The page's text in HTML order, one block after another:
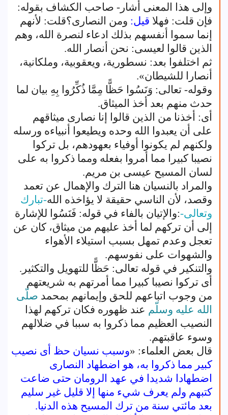
وإلى هذا المعنى أشار- صاحب الكشاف بقوله:
فإن قلت: فهلا قيل: ومن النصارى؟قلت: لأنهم
إنما سموا أنفسهم بذلك ادعاء لنصرة الله، وهم
الذين قالوا لعيسى: نحن أنصار الله.
ثم اختلفوا بعد: نسطورية، ويعقوبية، وملكانية،
أنصارا للشيطان».
وقوله- تعالى: وَنَسُوا حَظًّا مِمَّا ذُكِّرُوا بِهِ بيان لما
حدث منهم بعد أخذ الميثاق.
أى: أخذنا من الذين قالوا إنا نصارى ميثاقهم
على أن يعبدوا الله وحده ويطيعوا أنبياءه ورسله
ولكنهم لم يكونوا أوفياء بعهودهم، بل تركوا
نصيبا كبيرا مما أمروا بفعله ومما ذكروا به على
لسان المسيح عيسى بن مريم.
والمراد بالنسيان هنا الترك والإهمال عن تعمد
وقصد، لأن الناسي حقيقة لا يؤاخذه الله-تبارك
وتعالى-:والإتيان بالفاء في قوله: فَنَسُوا للإشارة
إلى أن تركهم لما أخذ عليهم من ميثاق، كان عن
تعجل وعدم تمهل بسبب استيلاء الأهواء
والشهوات على نفوسهم.
والتنكير في قوله تعالى: حَظًّا للتهويل والتكثير.
أى تركوا نصيبا كبيرا مما أمرتهم به شريعتهم
من وجوب اتباعهم للحق وإيمانهم بمحمد صلّى
الله عليه وسلّم عند ظهوره فكان تركهم لهذا
النصيب العظيم مما ذكروا به سببا في ضلالهم
وسوء عاقبتهم.
قال بعض العلماء: «وسبب نسيان حظ أى نصيب
كبير مما ذكروا به، هو اضطهاد النصارى
اضطهادا شديدا في عهد الرومان حتى ضاعت
كتبهم ولم يعرف شيء منها إلا قليل غير سليم
بعد مائتي سنة من ترك المسيح هذه الدنيا.